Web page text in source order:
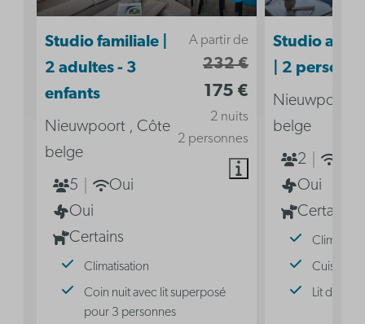
A partir de
232 €
175 €
2 nuits
2 personnes
Studio familiale |
2 adultes - 3
enfants
Nieuwpoort , Côte
belge
5
Oui
Oui
Certains
Climatisation
Coin nuit avec lit superposé
pour 3 personnes
Studio
| 2
Nieuwpoort ,
belge
2
Oui
Certains
Cuisine
Lit double